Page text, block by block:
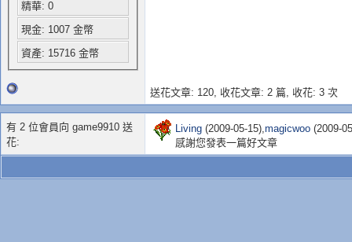
精華: 0
現金: 1007 金幣
資產: 15716 金幣
送花文章: 120, 收花文章: 2 篇, 收花: 3 次
有 2 位會員向 game9910 送
花:
Living (2009-05-15),magicwoo (2009-
感謝您發表一篇好文章